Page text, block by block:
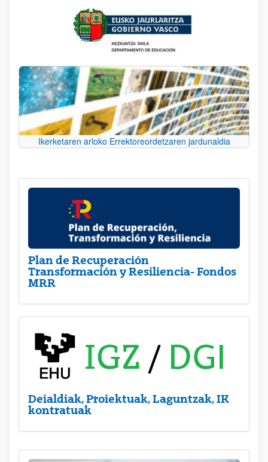
Ikerketaren arloko Errektoreordetzaren jardunaldia
Plan de Recuperación
Transformación y Resiliencia- Fondos
MRR
Deialdiak, Proiektuak, Laguntzak, IK
kontratuak